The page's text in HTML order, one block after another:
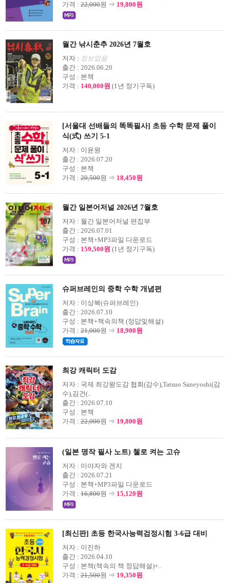
가격 : 22,000원 ⇒ 19,800원
월간 낚시춘추 2026년 7월호
저자 : 정보없음
출간 : 2026.06.20
구성 : 본책
가격 : 140,000원 (1년 정기구독)
[서울대 선배들의 똑똑필사] 초등 수학 문제 풀이
식(式) 쓰기 5-1
저자 : 이윤원
출간 : 2026.07.20
구성 : 본책
가격 : 20,500원 ⇒ 18,450원
월간 일본어저널 2026년 7월호
저자 : 월간 일본어저널 편집부
출간 : 2026.07.01
구성 : 본책+MP3파일 다운로드
가격 : 159,500원 (1년 정기구독)
슈퍼브레인의 중학 수학 개념편
저자 : 이상복(슈퍼브레인)
출간 : 2026.07.10
구성 : 본책+책속의책 (정답및해설)
가격 : 21,000원 ⇒ 18,900원
최강 캐릭터 도감
저자 : 국제 최강왕도감 협회(감수),Tatsuo Saneyoshi(감
수),김건(..
출간 : 2026.07.10
구성 : 본책
가격 : 22,000원 ⇒ 19,800원
(일본 명작 필사 노트) 첼로 켜는 고슈
저자 : 미야자와 겐지
출간 : 2026.07.21
구성 : 본책+MP3파일 다운로드
가격 : 16,800원 ⇒ 15,120원
[최신판] 초등 한국사능력검정시험 3-6급 대비
저자 : 이진하
출간 : 2026.04.10
구성 : 본책(책속의 책 정답해설)+..
가격 : 21,500원 ⇒ 19,350원